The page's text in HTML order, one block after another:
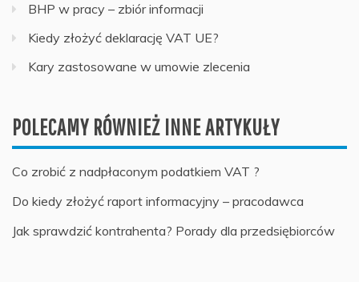
BHP w pracy – zbiór informacji
Kiedy złożyć deklarację VAT UE?
Kary zastosowane w umowie zlecenia
POLECAMY RÓWNIEŻ INNE ARTYKUŁY
Co zrobić z nadpłaconym podatkiem VAT ?
Do kiedy złożyć raport informacyjny – pracodawca
Jak sprawdzić kontrahenta? Porady dla przedsiębiorców